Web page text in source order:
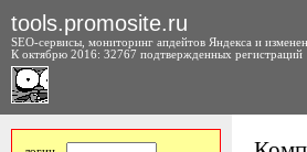
tools.promosite.ru
SEO-сервисы, мониторинг апдейтов Яндекса и
К октябрю 2016: 32767 подтвержденных регистраций